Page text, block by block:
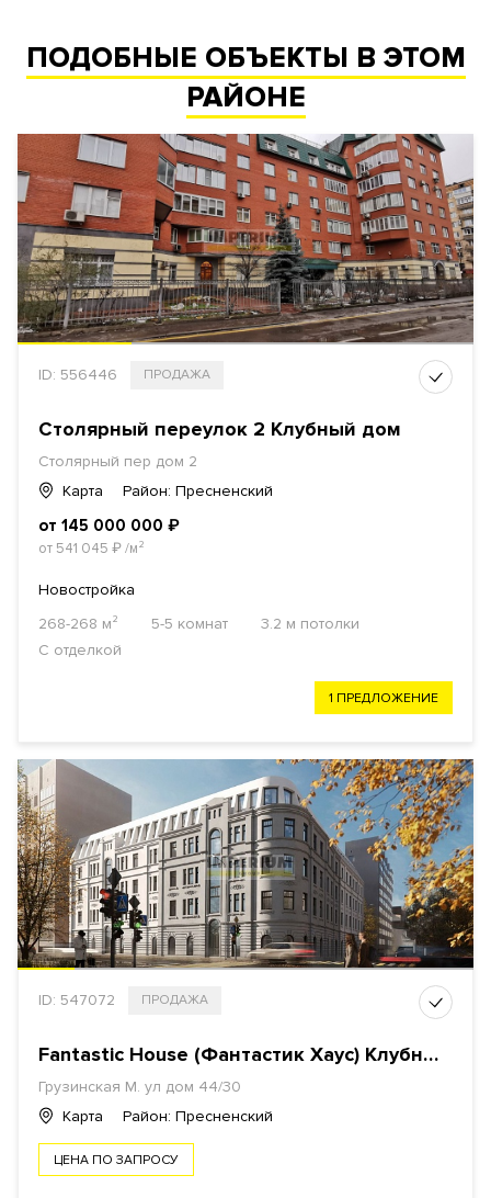
ПОДОБНЫЕ ОБЪЕКТЫ В ЭТОМ
РАЙОНЕ
ID: 556446 ПРОДАЖА
Столярный переулок 2 Клубный дом
Столярный пер дом 2
Карта
Район: Пресненский
от 145 000 000 ₽
от 541 045 ₽/м²
Новостройка
268-268 м²
5-5 комнат
3.2 м потолки
С отделкой
1 ПРЕДЛОЖЕНИЕ
ID: 547072 ПРОДАЖА
Fantastic House (Фантастик Хаус) Клубный дом
Грузинская М. ул дом 44/30
Карта
Район: Пресненский
ЦЕНА ПО ЗАПРОСУ